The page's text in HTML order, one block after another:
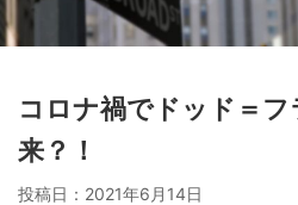
コロナ禍でドッド＝
来？！
投稿日： 2021年6月14日